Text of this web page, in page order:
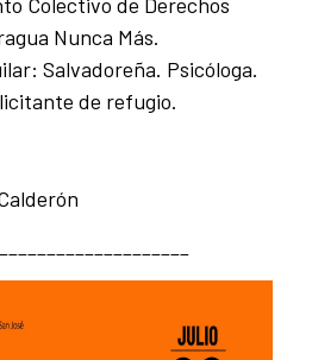
Nunca Más.
Salvadoreña. Psicóloga.
de refugio.